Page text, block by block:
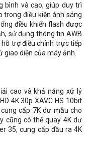
bình và cao, giúp duy trì
trong điều kiện ánh sáng
điều khiển flash được
sử dụng thông tin AWB
trợ điều chỉnh trực tiếp
diện của máy ảnh.
cao và khả năng xử lý
4K 30p XAVC HS 10bit
cấp 7K dư mẫu cho
cũng có thể quay 4K dư
35, cung cấp đầu ra 4K